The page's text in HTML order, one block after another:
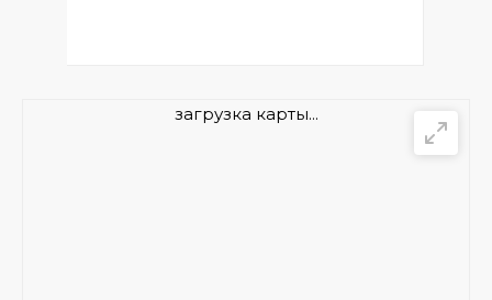
загрузка карты...